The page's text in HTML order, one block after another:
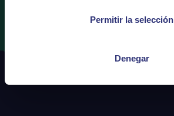
Permitir la selección
Denegar
Dónde comprar